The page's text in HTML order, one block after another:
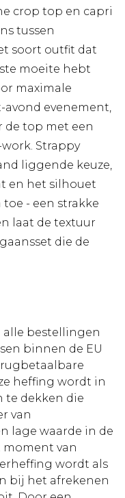
crop top en capri
tussen
soort outfit dat
moeite hebt
maximale
avond evenement,
de top met een
Strappy
liggende keuze,
en het silhouet
- een strakke
laat de textuur
die de
alle bestellingen
binnen de EU
heffing wordt in
te dekken die
van
lage waarde in de
moment van
wordt als
bij het afrekenen